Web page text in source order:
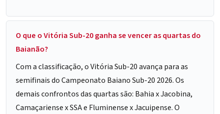
O que o Vitória Sub-20 ganha se vencer as quartas do
Baianão?
Com a classificação, o Vitória Sub-20 avança para as
semifinais do Campeonato Baiano Sub-20 2026. Os
demais confrontos das quartas são: Bahia x Jacobina,
Camaçariense x SSA e Fluminense x Jacuipense. O